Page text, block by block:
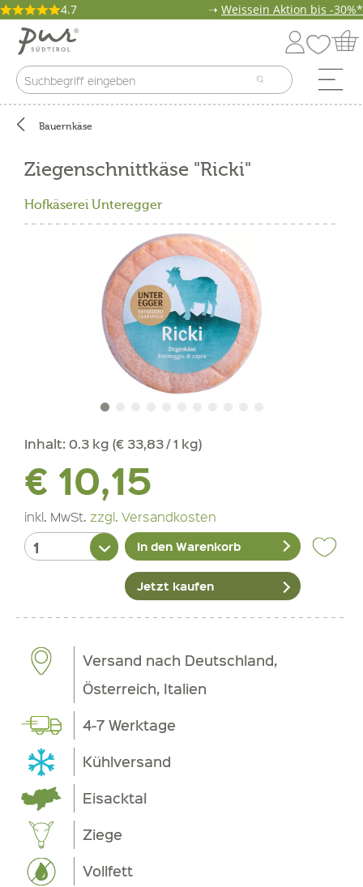
4.7 ➝ Weissein Aktion bis -30%*
Bauernkäse
Ziegenschnittkäse "Ricki"
Hofkäserei Unteregger
Inhalt: 0.3 kg (€ 33,83 / 1 kg)
€ 10,15
inkl. MwSt. zzgl. Versandkosten
In den Warenkorb
Jetzt kaufen
Versand nach Deutschland,
Österreich, Italien
4-7 Werktage
Kühlversand
Eisacktal
Ziege
Vollfett